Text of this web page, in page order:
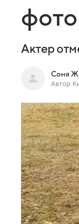
Актер
Соня
Автор